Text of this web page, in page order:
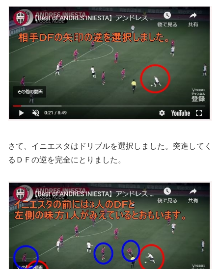
さて、イニエスタはドリブルを選択しました。突進してく
るＤＦの逆を完全にとりました。